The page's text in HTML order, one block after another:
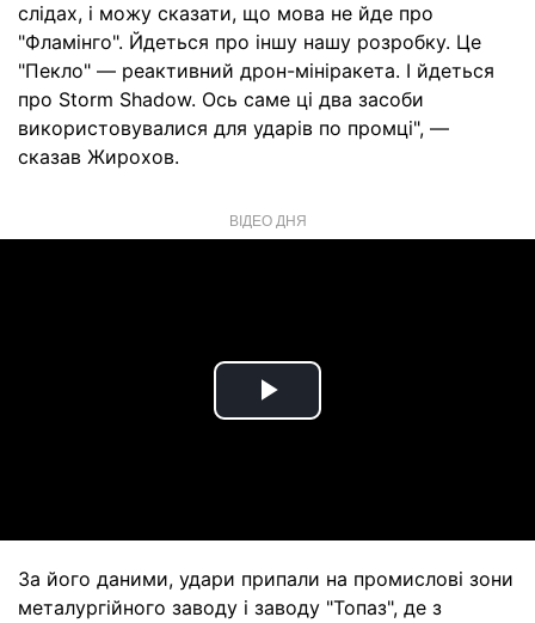
слідах, і можу сказати, що мова не йде про
"Фламінго". Йдеться про іншу нашу розробку. Це
"Пекло" — реактивний дрон-мініракета. І йдеться
про Storm Shadow. Ось саме ці два засоби
використовувалися для ударів по промці", —
сказав Жирохов.
ВІДЕО ДНЯ
Play
За його даними, удари припали на промислові зони
металургійного заводу і заводу "Топаз", де з